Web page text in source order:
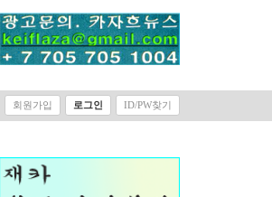
회원가입 로그인 ID/PW찾기